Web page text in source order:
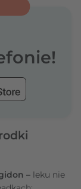
– leku nie